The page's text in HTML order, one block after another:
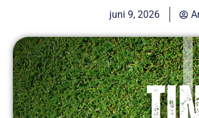
juni 9, 2026